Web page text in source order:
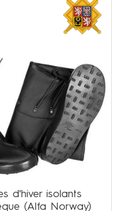
d'hiver isolants
(Alfa Norway)